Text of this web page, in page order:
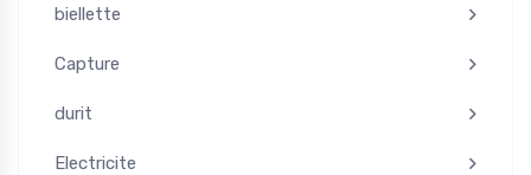
biellette
Capture
durit
Electricite